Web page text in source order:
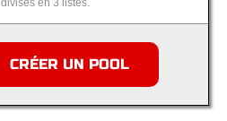
divisés en 3 listes.
CRÉER UN POOL